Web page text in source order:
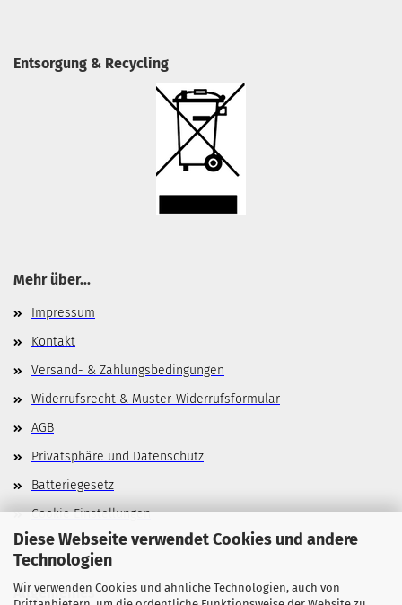
Diese Webseite verwendet Cookies und andere
Technologien
Wir verwenden Cookies und ähnliche Technologien, auch von
Entsorgung & Recycling
Mehr über...
Impressum
Kontakt
Versand- & Zahlungsbedingungen
Widerrufsrecht & Muster-Widerrufsformular
AGB
Privatsphäre und Datenschutz
Batteriegesetz
Cookie Einstellungen
Allgemeines